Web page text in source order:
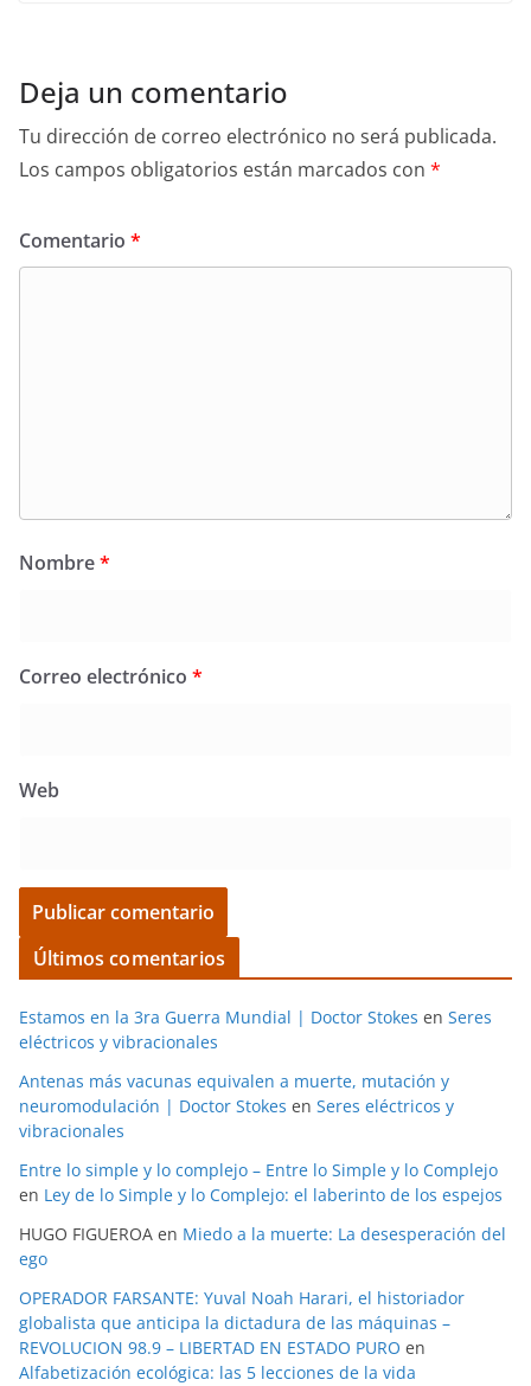
Deja un comentario
Tu dirección de correo electrónico no será publicada.
Los campos obligatorios están marcados con *
Comentario *
Nombre*
Correo electrónico *
Web
Últimos comentarios
Estamos en la 3ra Guerra Mundial | Doctor Stokes en Seres
eléctricos y vibracionales
Antenas más vacunas equivalen a muerte, mutación y
neuromodulación | Doctor Stokes en Seres eléctricos y
vibracionales
Entre lo simple y lo complejo – Entre lo Simple y lo Complejo
en Ley de lo Simple y lo Complejo: el laberinto de los espejos
HUGO FIGUEROA en Miedo a la muerte: La desesperación del
ego
OPERADOR FARSANTE: Yuval Noah Harari, el historiador
globalista que anticipa la dictadura de las máquinas –
REVOLUCION 98.9 – LIBERTAD EN ESTADO PURO en
Alfabetización ecológica: las 5 lecciones de la vida